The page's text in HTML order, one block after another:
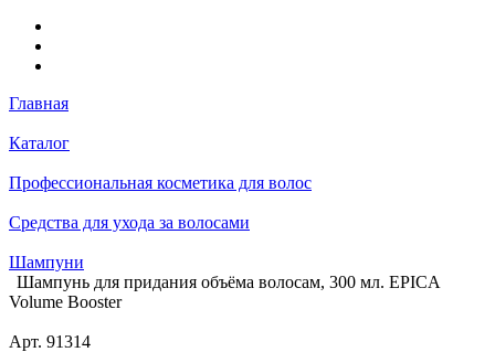
Главная
Каталог
Профессиональная косметика для волос
Средства для ухода за волосами
Шампуни
Шампунь для придания объёма волосам, 300 мл. EPICA
Volume Booster
Арт. 91314